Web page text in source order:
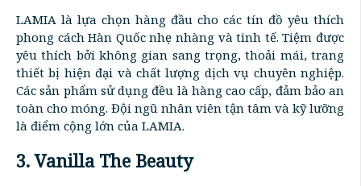
LAMIA là lựa chọn hàng đầu cho các tín đồ yêu thích
phong cách Hàn Quốc nhẹ nhàng và tinh tế. Tiệm được
yêu thích bởi không gian sang trọng, thoải mái, trang
thiết bị hiện đại và chất lượng dịch vụ chuyên nghiệp.
Các sản phẩm sử dụng đều là hàng cao cấp, đảm bảo an
toàn cho móng. Đội ngũ nhân viên tận tâm và kỹ lưỡng
là điểm cộng lớn của LAMIA.
3. Vanilla The Beauty